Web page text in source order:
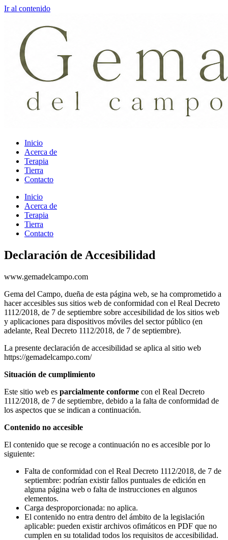
Ir al contenido
Inicio
Acerca de
Terapia
Tierra
Contacto
Inicio
Acerca de
Terapia
Tierra
Contacto
Declaración de Accesibilidad
www.gemadelcampo.com
Gema del Campo, dueña de esta página web, se ha comprometido a
hacer accesibles sus sitios web de conformidad con el Real Decreto
1112/2018, de 7 de septiembre sobre accesibilidad de los sitios web
y aplicaciones para dispositivos móviles del sector público (en
adelante, Real Decreto 1112/2018, de 7 de septiembre).
La presente declaración de accesibilidad se aplica al sitio web
https://gemadelcampo.com/
Situación de cumplimiento
Este sitio web es parcialmente conforme con el Real Decreto
1112/2018, de 7 de septiembre, debido a la falta de conformidad de
los aspectos que se indican a continuación.
Contenido no accesible
El contenido que se recoge a continuación no es accesible por lo
siguiente:
Falta de conformidad con el Real Decreto 1112/2018, de 7 de
septiembre: podrían existir fallos puntuales de edición en
alguna página web o falta de instrucciones en algunos
elementos.
Carga desproporcionada: no aplica.
El contenido no entra dentro del ámbito de la legislación
aplicable: pueden existir archivos ofimáticos en PDF que no
cumplen en su totalidad todos los requisitos de accesibilidad.